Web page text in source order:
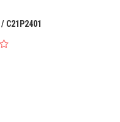
C21P2401